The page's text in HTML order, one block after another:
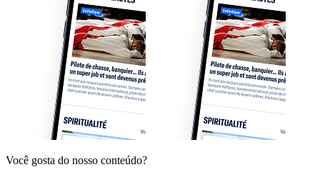
Você gosta do nosso conteúdo?